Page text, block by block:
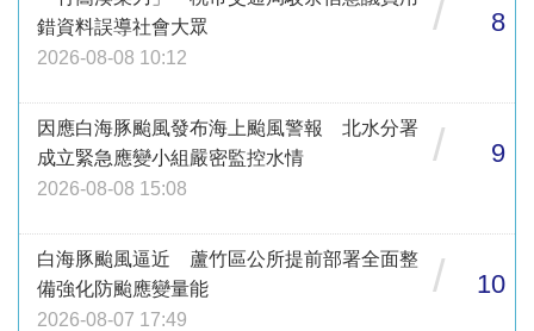
錯資料誤導社會大眾
2026-08-08 10:12
/ 8
因應白海豚颱風發布海上颱風警報 北水分署
成立緊急應變小組嚴密監控水情
2026-08-08 15:08
/ 9
白海豚颱風逼近 蘆竹區公所提前部署全面整
備強化防颱應變量能
2026-08-07 17:49
/ 10